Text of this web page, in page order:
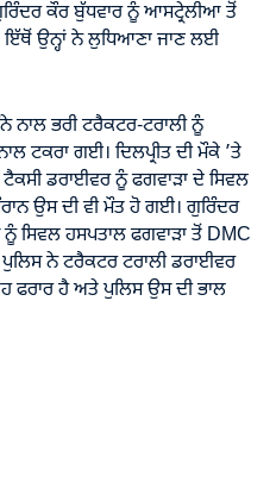
ਕੌਰ ਬੁੱਧਵਾਰ ਨੂੰ ਆਸਟ੍ਰੇਲੀਆ ਤੋਂ
ਇੱਥੋਂ ਉਨ੍ਹਾਂ ਨੇ ਲੁਧਿਆਣਾ ਜਾਣ ਲਈ
ਨਾਲ ਭਰੀ ਟਰੈਕਟਰ-ਟਰਾਲੀ ਨੂੰ
ਟਕਰਾ ਗਈ। ਦਿਲਪ੍ਰੀਤ ਦੀ ਮੌਕੇ ’ਤੇ
ਡਰਾਈਵਰ ਨੂੰ ਫਗਵਾੜਾ ਦੇ ਸਿਵਲ
ਉਸ ਦੀ ਵੀ ਮੌਤ ਹੋ ਗਈ। ਗੁਰਿੰਦਰ
ਸਿਵਲ ਹਸਪਤਾਲ ਫਗਵਾੜਾ ਤੋਂ DMC
ਨੇ ਟਰੈਕਟਰ ਟਰਾਲੀ ਡਰਾਈਵਰ
ਫਰਾਰ ਹੈ ਅਤੇ ਪੁਲਿਸ ਉਸ ਦੀ ਭਾਲ